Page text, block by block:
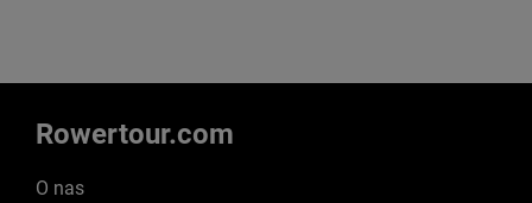
Rowertour.com
O nas